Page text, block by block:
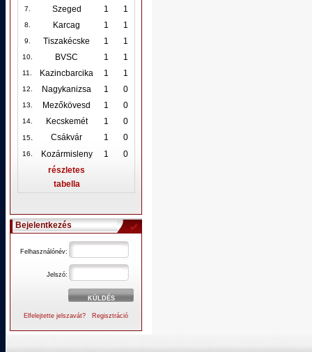
7. Szeged 1 1
8. Karcag 1 1
9. Tiszakécske 1 1
10. BVSC 1 1
11. Kazincbarcika 1 1
12. Nagykanizsa 1 0
13. Mezőkövesd 1 0
14. Kecskemét 1 0
15. Csákvár 1 0
16. Kozármisleny 1
0
részletes
tabella
Bejelentkezés
Felhasználónév:
Jelszó:
Elfelejtette jelszavát? Regisztráció